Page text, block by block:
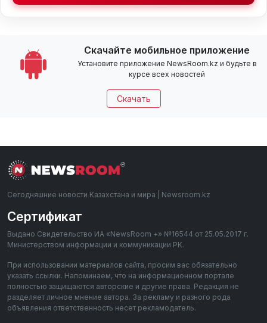
Скачайте мобильное приложение
Установите приложение NewsRoom.kz и будьте в
курсе всех новостей
Скачать
Сегодняшние новости Казахстана и мира | Newsroom.kz
Сертификат
Выдано Свидетельство ИА «NewsRoom +» №16544 от 25.05.2017 г.
Министерством информации и коммуникации РК.
При использовании материалов сайта, просим вас обязательно
указать ссылки. Напоминаем, что на информационном портале
полностью защищаются авторские и другие права. Редакция не
разделяет личное мнение автора. За рекламу и разного рода
объявления ответственность несет рекламодатель.